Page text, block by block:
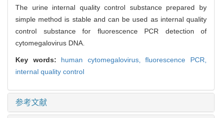
The urine internal quality control substance prepared by
simple method is stable and can be used as internal quality
control substance for fluorescence PCR detection of
cytomegalovirus DNA.
Key words: human cytomegalovirus,fluorescence PCR,
internal quality control
参考文献